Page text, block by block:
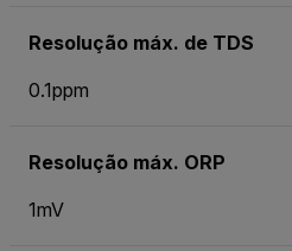
Resolução máx. de TDS
0.1ppm
Resolução máx. ORP
1mV